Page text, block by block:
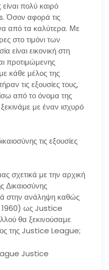
πολύ καιρό
Όσον αφορά τις
από τα καλύτερα. Με
στο τιμόνι των
είναι εικονική στη
προτιμώμενης
κάθε μέλος της
τις εξουσίες τους,
από το όνομα της
με έναν ισχυρό
τις εξουσίες
σχετικά με την αρχική
Δικαιοσύνης
στην ανάληψη καθώς
1960) ως Justice
θα ξεκινούσαμε
της Justice League;
Justice